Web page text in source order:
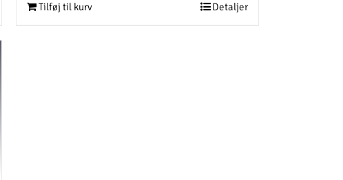
Tilføj til kurv Detaljer